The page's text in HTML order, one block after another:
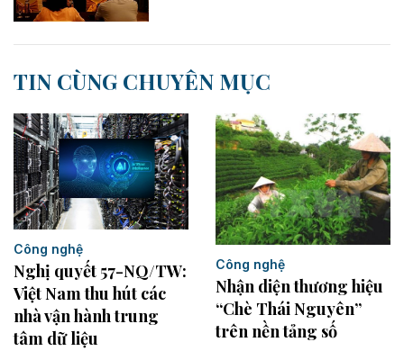
TIN CÙNG CHUYÊN MỤC
Công nghệ
Nghị quyết 57-NQ/TW:
Việt Nam thu hút các
nhà vận hành trung
tâm dữ liệu
Công nghệ
Nhận diện thương hiệu
“Chè Thái Nguyên”
trên nền tảng số